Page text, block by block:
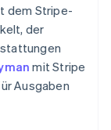
dem Stripe-
der
mit Stripe
Ausgaben